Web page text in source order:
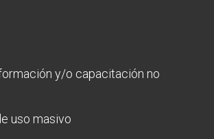
y/o capacitación no
uso masivo